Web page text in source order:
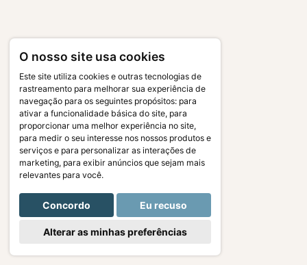
O nosso site usa cookies
Este site utiliza cookies e outras tecnologias de
rastreamento para melhorar sua experiência de
navegação para os seguintes propósitos: para
ativar a funcionalidade básica do site, para
proporcionar uma melhor experiência no site,
para medir o seu interesse nos nossos produtos e
serviços e para personalizar as interações de
marketing, para exibir anúncios que sejam mais
relevantes para você.
Concordo Eu recuso
Alterar as minhas preferências